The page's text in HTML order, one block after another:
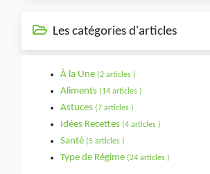
Les catégories d'articles
À la Une (2 articles )
Aliments (14 articles )
Astuces (7 articles )
Idées Recettes (4 articles )
Santé (5 articles )
Type de Régime (24 articles )